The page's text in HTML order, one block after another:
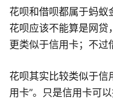
花呗和借呗都属于蚂蚁
花呗应该不能算是网贷
更类似于信用卡；不过
花呗其实比较类似于信
用卡”。只是信用卡可